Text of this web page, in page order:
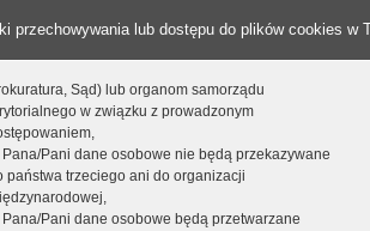
przechowywania lub dostępu do plików cookies w
Sąd) lub organom samorządu
w związku z prowadzonym
Pana/Pani dane osobowe nie będą przekazywane
państwa trzeciego ani do organizacji
Pana/Pani dane osobowe będą przetwarzane